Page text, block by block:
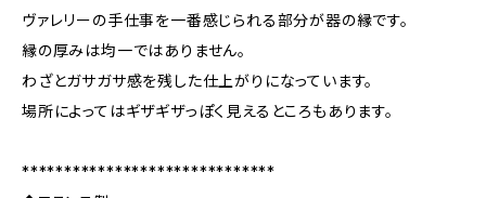
ヴァレリーの手仕事を一番感じられる部分が器の縁です。
縁の厚みは均一ではありません。
わざとガサガサ感を残した仕上がりになっています。
場所によってはギザギザっぽく見えるところもあります。
******************************